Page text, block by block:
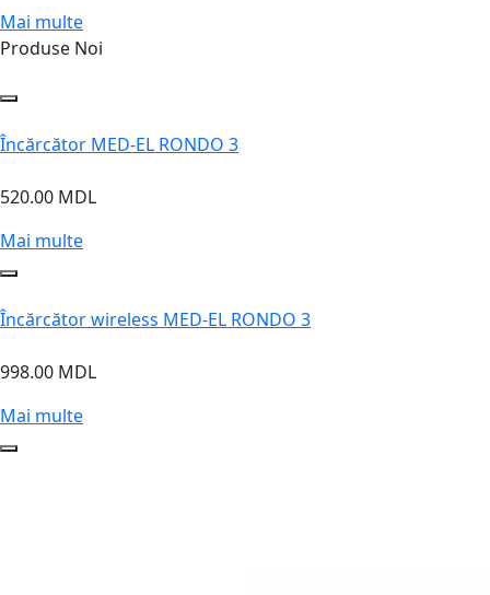
Mai multe
Produse Noi
Încărcător MED-EL RONDO 3
520.00 MDL
Mai multe
Încărcător wireless MED-EL RONDO 3
998.00 MDL
Mai multe